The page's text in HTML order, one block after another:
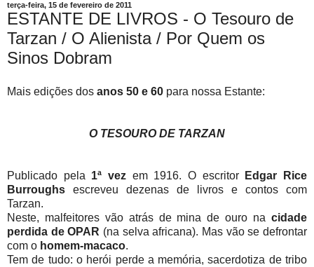
terça-feira, 15 de fevereiro de 2011
ESTANTE DE LIVROS - O Tesouro de
Tarzan / O Alienista / Por Quem os
Sinos Dobram
Mais edições dos anos 50 e 60 para nossa Estante:
O TESOURO DE TARZAN
Publicado pela 1ª vez em 1916. O escritor
Edgar Rice
Burroughs escreveu dezenas de livros e contos com
Tarzan.
Neste, malfeitores vão atrás de mina de ouro na cidade
perdida de OPAR (na selva africana). Mas vão se defrontar
com o homem-macaco.
Tem de tudo: o herói perde a memória, sacerdotiza de tribo